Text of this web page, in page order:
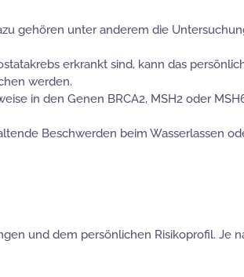
gehören unter anderem die
erkrankt sind, kann das
werden.
in den Genen BRCA2, MSH2 oder
Beschwerden beim Wasserlassen
und dem persönlichen Risikoprofil. Je